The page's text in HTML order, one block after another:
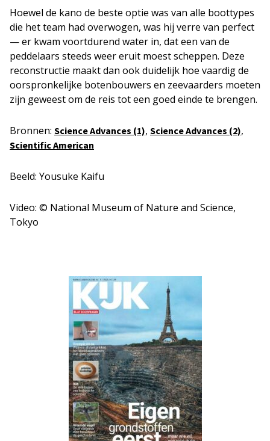
Hoewel de kano de beste optie was van alle boottypes
die het team had overwogen, was hij verre van perfect
— er kwam voortdurend water in, dat een van de
peddelaars steeds weer eruit moest scheppen. Deze
reconstructie maakt dan ook duidelijk hoe vaardig de
oorspronkelijke botenbouwers en zeevaarders moeten
zijn geweest om de reis tot een goed einde te brengen.
Bronnen: ScienceAdvances (1), Science Advances (2),
Scientific American
Beeld: Yousuke Kaifu
Video: © National Museum of Nature and Science,
Tokyo